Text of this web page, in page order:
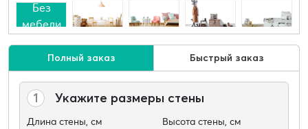
Без
мебели
Полный заказ Быстрый заказ
1 Укажите размеры стены
Длина стены, см Высота стены, см